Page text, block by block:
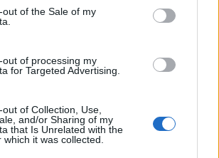
out of the Sale of my
out of processing my
for Targeted Advertising.
of Collection, Use,
and/or Sharing of my
that Is Unrelated with the
it was collected.
csak a mi ízlésünknek
lehet fellelni sehol. A világ nyugati
egy nagy levegőt az ember, és
az…
07.